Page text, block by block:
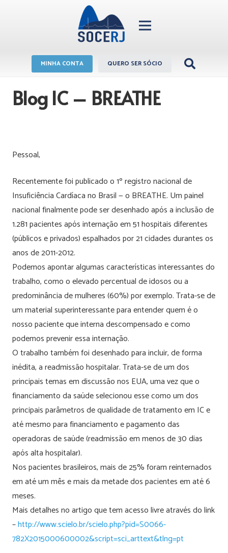
MINHA CONTA QUERO SER SÓCIO
Blog IC – BREATHE
Pessoal,
Recentemente foi publicado o 1º registro nacional de
Insuficiência Cardíaca no Brasil — o BREATHE. Um painel
nacional finalmente pode ser desenhado após a inclusão de
1.281 pacientes após internação em 51 hospitais diferentes
(públicos e privados) espalhados por 21 cidades durantes os
anos de 2011-2012.
Podemos apontar algumas características interessantes do
trabalho, como o elevado percentual de idosos ou a
predominância de mulheres (60%) por exemplo. Trata-se de
um material superinteressante para entender quem é o
nosso paciente que interna descompensado e como
podemos prevenir essa internação.
O trabalho também foi desenhado para incluir, de forma
inédita, a readmissão hospitalar. Trata-se de um dos
principais temas em discussão nos EUA, uma vez que o
financiamento da saúde selecionou esse como um dos
principais parâmetros de qualidade de tratamento em IC e
até mesmo para financiamento e pagamento das
operadoras de saúde (readmissão em menos de 30 dias
após alta hospitalar).
Nos pacientes brasileiros, mais de 25% foram reinternados
em até um mês e mais da metade dos pacientes em até 6
meses.
Mais detalhes no artigo que tem acesso livre através do link
–http://www.scielo.br/scielo.php?pid=S0066-
782X2015000600002&script=sci_arttext&tlng=pt